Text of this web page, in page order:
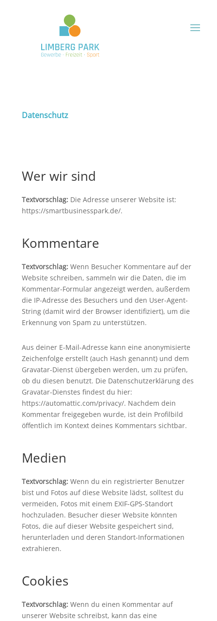
Datenschutz
Wer wir sind
Textvorschlag: Die Adresse unserer Website ist:
https://smartbusinesspark.de/.
Kommentare
Textvorschlag: Wenn Besucher Kommentare auf der
Website schreiben, sammeln wir die Daten, die im
Kommentar-Formular angezeigt werden, außerdem
die IP-Adresse des Besuchers und den User-Agent-
String (damit wird der Browser identifiziert), um die
Erkennung von Spam zu unterstützen.
Aus deiner E-Mail-Adresse kann eine anonymisierte
Zeichenfolge erstellt (auch Hash genannt) und dem
Gravatar-Dienst übergeben werden, um zu prüfen,
ob du diesen benutzt. Die Datenschutzerklärung des
Gravatar-Dienstes findest du hier:
https://automattic.com/privacy/. Nachdem dein
Kommentar freigegeben wurde, ist dein Profilbild
öffentlich im Kontext deines Kommentars sichtbar.
Medien
Textvorschlag: Wenn du ein registrierter Benutzer
bist und Fotos auf diese Website lädst, solltest du
vermeiden, Fotos mit einem EXIF-GPS-Standort
hochzuladen. Besucher dieser Website könnten
Fotos, die auf dieser Website gespeichert sind,
herunterladen und deren Standort-Informationen
extrahieren.
Cookies
Textvorschlag: Wenn du einen Kommentar auf
unserer Website schreibst, kann das eine